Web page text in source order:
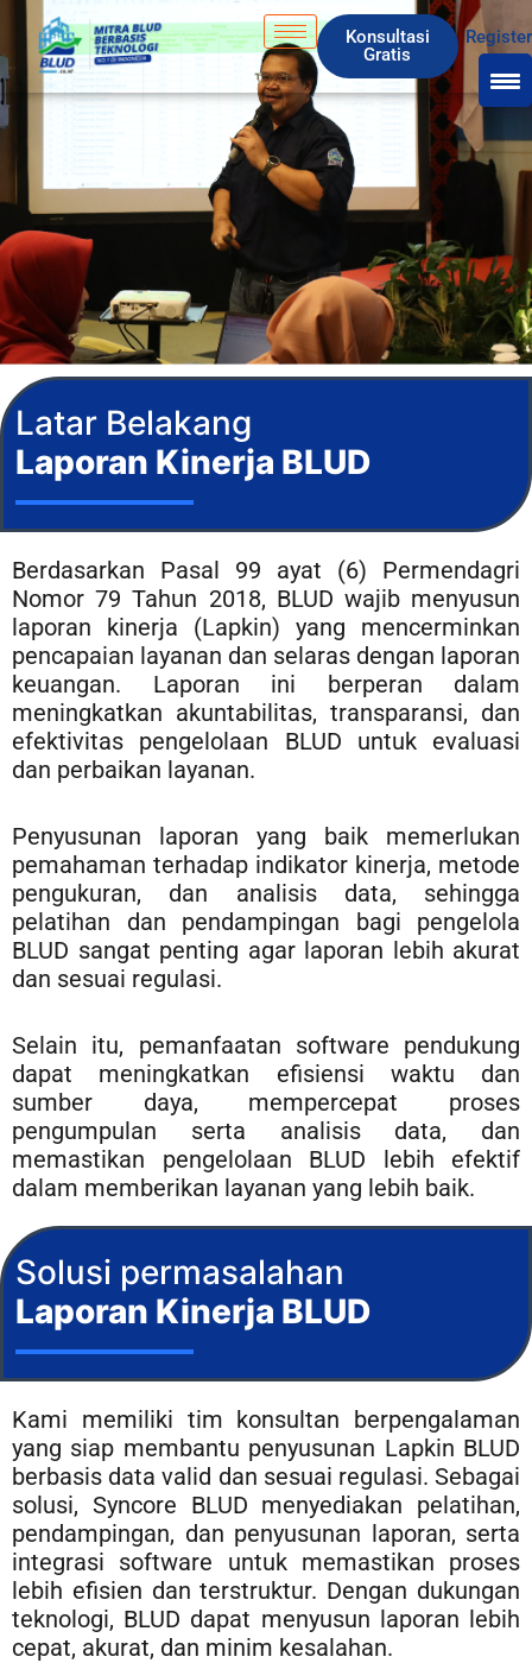
Skip
content
Konsultasi
Gratis
Register
Latar Belakang
Laporan Kinerja BLUD
Berdasarkan Pasal 99 ayat (6) Permendagri
Nomor 79 Tahun 2018, BLUD wajib menyusun
laporan kinerja (Lapkin) yang mencerminkan
pencapaian layanan dan selaras dengan laporan
keuangan. Laporan ini berperan dalam
meningkatkan akuntabilitas, transparansi, dan
efektivitas pengelolaan BLUD untuk evaluasi
dan perbaikan layanan.
Penyusunan laporan yang baik memerlukan
pemahaman terhadap indikator kinerja, metode
pengukuran, dan analisis data, sehingga
pelatihan dan pendampingan bagi pengelola
BLUD sangat penting agar laporan lebih akurat
dan sesuai regulasi.
Selain itu, pemanfaatan software pendukung
dapat meningkatkan efisiensi waktu dan
sumber daya, mempercepat proses
pengumpulan serta analisis data, dan
memastikan pengelolaan BLUD lebih efektif
dalam memberikan layanan yang lebih baik.
Solusi permasalahan
Laporan Kinerja BLUD
Kami memiliki tim konsultan berpengalaman
yang siap membantu penyusunan Lapkin BLUD
berbasis data valid dan sesuai regulasi. Sebagai
solusi, Syncore BLUD menyediakan pelatihan,
pendampingan, dan penyusunan laporan, serta
integrasi software untuk memastikan proses
lebih efisien dan terstruktur. Dengan dukungan
teknologi, BLUD dapat menyusun laporan lebih
cepat, akurat, dan minim kesalahan.